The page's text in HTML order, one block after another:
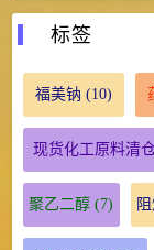
标签
福美钠 (10)
现货化工原料清
聚乙二醇 (7)